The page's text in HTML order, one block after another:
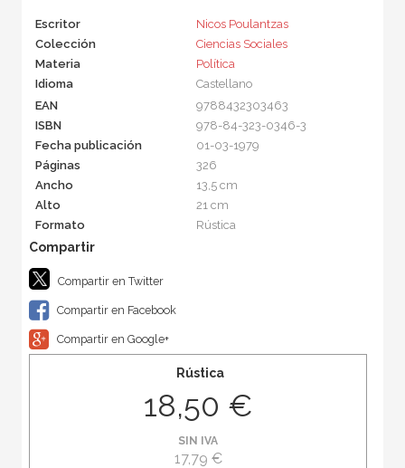
Escritor
Nicos Poulantzas
Colección
Ciencias Sociales
Materia
Política
Idioma
Castellano
EAN
9788432303463
ISBN
978-84-323-0346-3
Fecha publicación
01-03-1979
Páginas
326
Ancho
13,5 cm
Alto
21 cm
Formato
Rústica
Compartir en Twitter
Compartir en Facebook
Compartir en Google+
Rústica
18,50 €
SIN IVA
17,79 €